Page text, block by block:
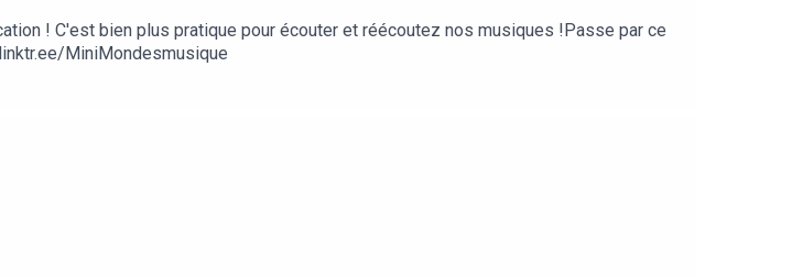
! C'est bien plus pratique pour écouter et réécoutez nos musiques !Passe par ce
MiniMondesmusique